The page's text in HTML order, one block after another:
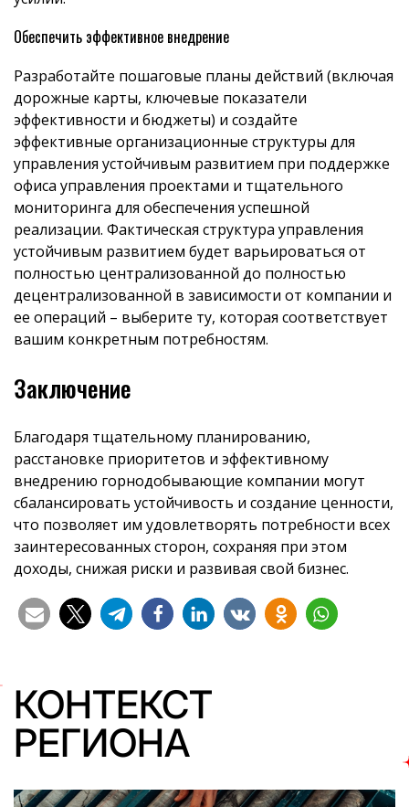
Обеспечить эффективное внедрение
Разработайте пошаговые планы действий (включая
дорожные карты, ключевые показатели
эффективности и бюджеты) и создайте
эффективные организационные структуры для
управления устойчивым развитием при поддержке
офиса управления проектами и тщательного
мониторинга для обеспечения успешной
реализации. Фактическая структура управления
устойчивым развитием будет варьироваться от
полностью централизованной до полностью
децентрализованной в зависимости от компании и
ее операций – выберите ту, которая соответствует
вашим конкретным потребностям.
Заключение
Благодаря тщательному планированию,
расстановке приоритетов и эффективному
внедрению горнодобывающие компании могут
сбалансировать устойчивость и создание ценности,
что позволяет им удовлетворять потребности всех
заинтересованных сторон, сохраняя при этом
доходы, снижая риски и развивая свой бизнес.
КОНТЕКСТ
РЕГИОНА